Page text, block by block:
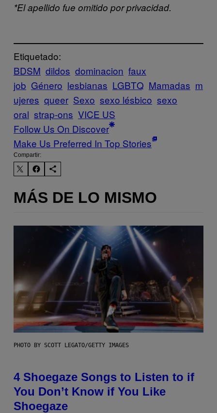
*El apellido fue omitido por privacidad.
Etiquetado:
BDSM dildos dominacion faux
job Género lesbianas LGBTQ Mamadas m
ujeres queer Sexo sexo lésbico sexo
oral strap-ons VICE US
Follow Us On Discover
Make Us Preferred In Top Stories
Compartir:
MÁS DE LO MISMO
PHOTO BY SCOTT LEGATO/GETTY IMAGES
4 Shoegaze Songs to Listen to if
You Don’t Know if You Like
Shoegaze